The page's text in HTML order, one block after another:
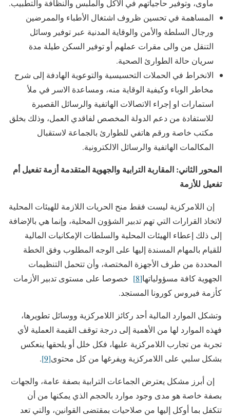
مأوى، وتوفير حاجياتهم في الأكل والملبس والنظافة والتطبيب.
المساهمة في تحسين ظروف اشتغال الأطباء والممرضين
ورجال السلطة والأمن والوقاية المدنية عبر توفير وسائل
التنقل من والى مقرات عملهم أو توفير السكن طيلة مدة
سريان حالة الطوارئ الصحية.
الانخراط في الحملات التحسيسية والتوعوية الهادفة إلى شرح
مخاطر الوباء وكيفية الوقاية منه، ومساعدة الاسر في ملأ
استمارات او إجراء الاتصالات الهاتفية والرسائل القصيرة
للاستفادة من دعم الدولة المخصص لفاقدي العمل، وذلك بخلق
مكتب خاصة ورقم هاتفي للطوارئ بالجماعة لاستقبال
المكالمات الهاتفية والرسائل الالكترونية.
المحور الثاني: المقاربة الترابية والجهوية المتقدمة أزمة تفعيل أم
تفعيل للأزمة
إن اللامركزية ليست فقط منح الحريات اللازمة للهيئات المحلية
لاتخاذ القرارات التي تهم تدبير الشؤون المحلية، وإنما هي بالإضافة
إلى ذلك إعطاء الهيئات المحلية والسلطات الإمكانيات المالية
للقيام بالمهام المسندة إليها على الوجه المطلوب وفق الخطة
المحددة من طرف الأجهزة المختصة، وأن تتحمل التنظيمات
الجهوية كافة مسؤولياتها[8]
خصوصا على مستوى تدبير الأزمات
كأزمة فيروس كورونا المستجد.
وتشكل الموارد المالية أحد ركائز اللامركزية ووسائل تطويرها،
فهذه الموارد لها من الأهمية إلى درجة توقف القيمة العملية لأي
تجربة من تجارب اللامركزية عليها، فكل خلل أو يلحقها ينعكس
بشكل سلبي على اللامركزية ويفرغها من كل محتوى[9]
.
إن أبرز مشكل يعترض الجماعات الترابية بصفة عامة، والجهات
بصفة خاصة هو مدى وجود موارد بالحجم الذي يمكنها من أن
تتكفل بما أوكل إليها من صلاحيات بمقتضى القوانين، والتي تعد